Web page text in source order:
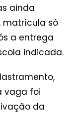
ainda
matrícula só
a entrega
indicada.
vaga foi
da